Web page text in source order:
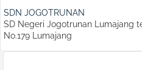
SDN JOGOTRUNAN
SD Negeri Jogotrunan Lumajang
No.179 Lumajang